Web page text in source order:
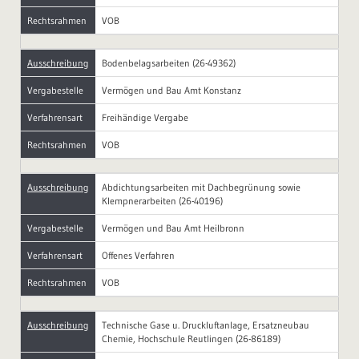
Rechtsrahmen VOB
Ausschreibung Bodenbelagsarbeiten (26-49362)
Vergabestelle Vermögen und Bau Amt Konstanz
Verfahrensart Freihändige Vergabe
Rechtsrahmen VOB
Ausschreibung
Abdichtungsarbeiten mit Dachbegrünung sowie
Klempnerarbeiten (26-40196)
Vergabestelle Vermögen und Bau Amt Heilbronn
Verfahrensart Offenes Verfahren
Rechtsrahmen VOB
Ausschreibung
Technische Gase u. Druckluftanlage, Ersatzneubau
Chemie, Hochschule Reutlingen (26-86189)